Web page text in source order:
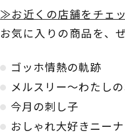
≫お近くの店舗をチェ
お気に入りの商品を、
ゴッホ情熱の軌跡
メルスリー～わたし
今月の刺し子
おしゃれ大好きニーナ